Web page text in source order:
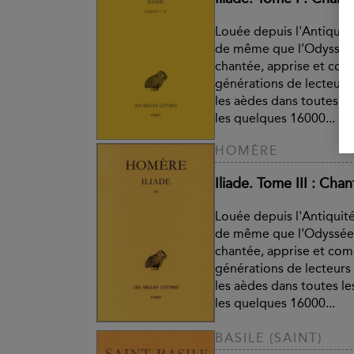
Louée depuis
de même que
chantée, apprise et
générations de
les aèdes dans toutes
les quelques 16000...
HOMÈRE
Iliade. Tome III :
Louée depuis
de même que
chantée, apprise et
générations de
les aèdes dans toutes
les quelques 16000...
BASILE (SAINT)